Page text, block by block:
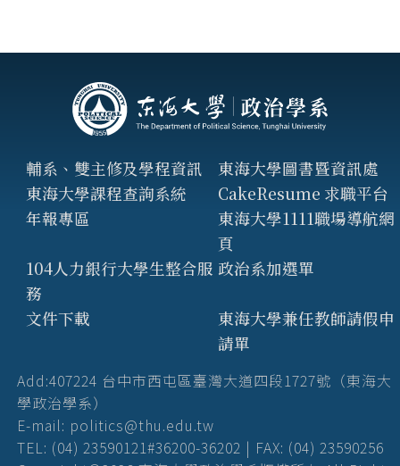
輔系、雙主修及學程資訊
東海大學圖書暨資訊處
東海大學課程查詢系統
CakeResume 求職平台
年報專區
東海大學1111職場導航網
頁
104人力銀行大學生整合服
務
政治系加選單
文件下載
東海大學兼任教師請假申
請單
Add:407224 台中市西屯區臺灣大道四段1727號（東海大
學政治學系）
E-mail: politics@thu.edu.tw
TEL: (04) 23590121#36200-36202 | FAX: (04) 23590256